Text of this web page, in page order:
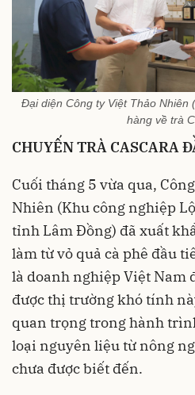
Đại diện Công ty Việt Thảo Nhiên
hàng về trà
CHUYẾN TRÀ CASCARA
Cuối tháng 5 vừa qua,
Nhiên (Khu công nghiệp
tỉnh Lâm Đồng) đã xuất
làm từ vỏ quả cà phê đầu
là doanh nghiệp Việt Nam
được thị trường khó tính
quan trọng trong hành
loại nguyên liệu từ nông
chưa được biết đến.